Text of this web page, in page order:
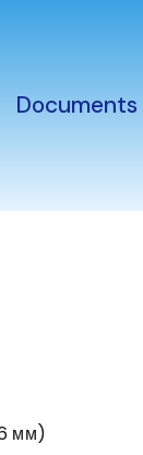
Documents
мм)